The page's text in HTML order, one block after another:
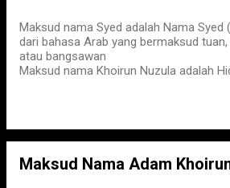
Maksud nama Syed adalah Nama Syed
dari bahasa Arab yang bermaksud
atau bangsawan
Maksud nama Khoirun Nuzula adalah
Maksud Nama Adam